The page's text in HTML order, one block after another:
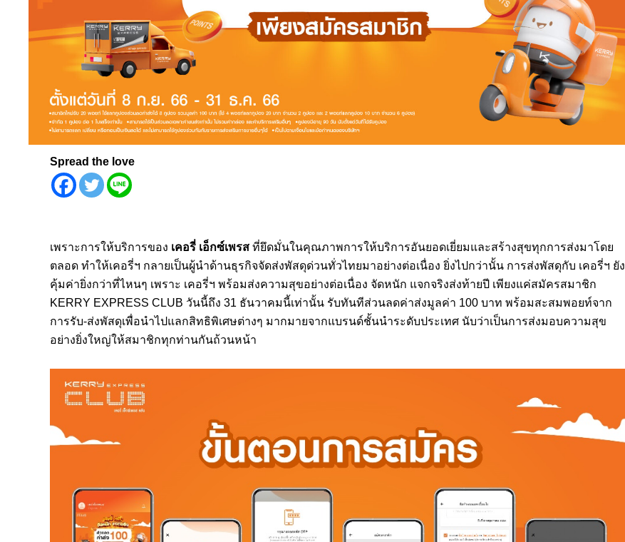
Spread the love
เพราะการให้บริการของ เคอรี่ เอ็กซ์เพรสที่ยึดมั่นในคุณภาพการให้บริการอันยอดเยี่ยมและสร้างสุขทุกการส่งมาโดย
ตลอด ทำให้เคอรี่ฯ กลายเป็นผู้นำด้านธุรกิจจัดส่งพัสดุด่วนทั่วไทยมาอย่างต่อเนื่อง ยิ่งไปกว่านั้น การส่งพัสดุกับ เคอรี่ฯ ยัง
คุ้มค่ายิ่งกว่าที่ไหนๆ เพราะ เคอรี่ฯ พร้อมส่งความสุขอย่างต่อเนื่อง จัดหนัก แจกจริงส่งท้ายปี เพียงแค่สมัครสมาชิก
KERRY EXPRESS CLUB วันนี้ถึง 31 ธันวาคมนี้เท่านั้น รับทันทีส่วนลดค่าส่งมูลค่า 100 บาท พร้อมสะสมพอยท์จาก
การรับ-ส่งพัสดุเพื่อนำไปแลกสิทธิพิเศษต่างๆ มากมายจากแบรนด์ชั้นนำระดับประเทศ นับว่าเป็นการส่งมอบความสุข
อย่างยิ่งใหญ่ให้สมาชิกทุกท่านกันถ้วนหน้า